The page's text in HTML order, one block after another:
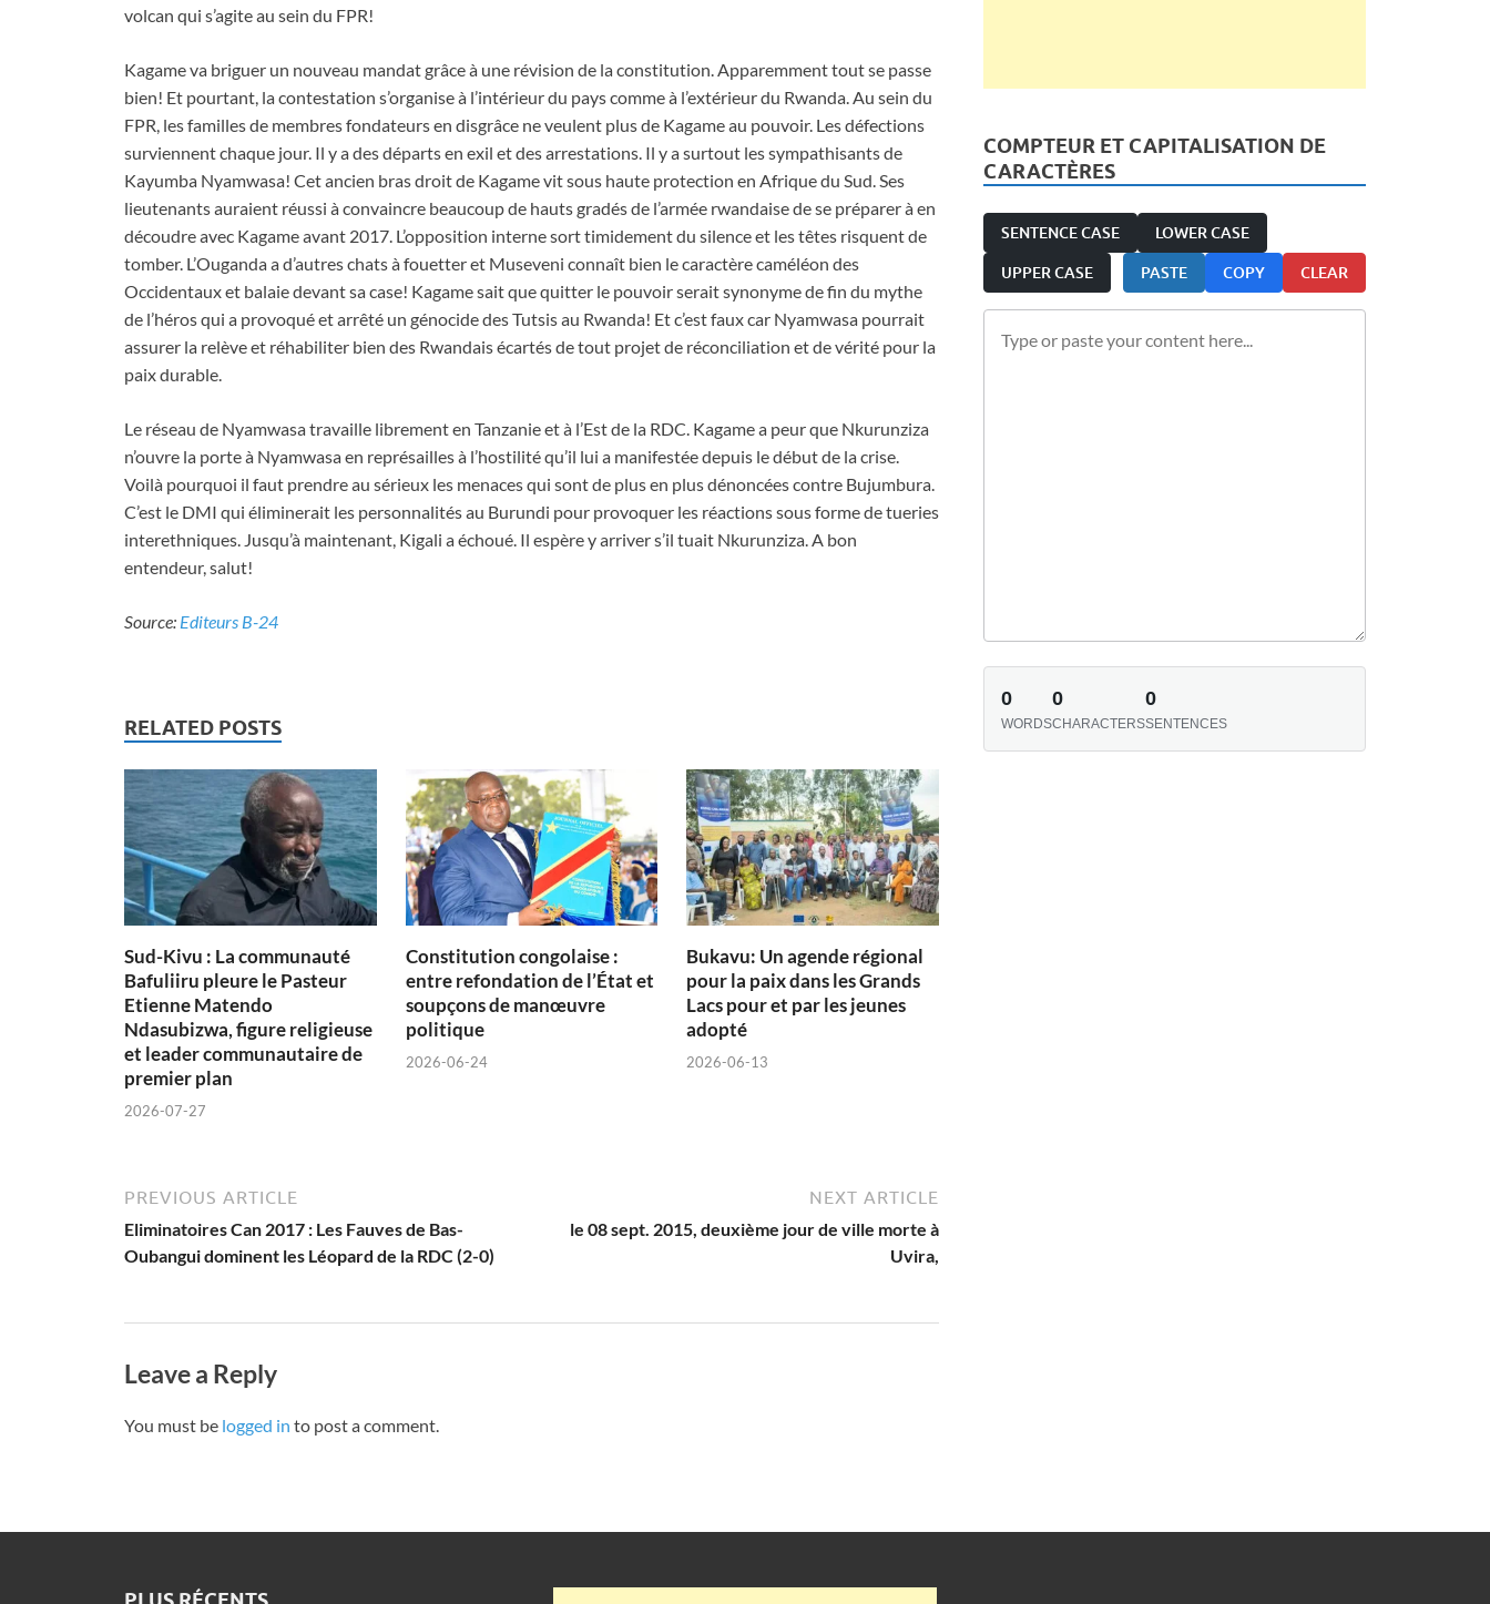
volcan qui s’agite au sein du FPR!
Kagame va briguer un nouveau mandat grâce à une révision de la constitution. Apparemment tout se passe
bien! Et pourtant, la contestation s’organise à l’intérieur du pays comme à l’extérieur du Rwanda. Au sein du
FPR, les familles de membres fondateurs en disgrâce ne veulent plus de Kagame au pouvoir. Les défections
surviennent chaque jour. Il y a des départs en exil et des arrestations. Il y a surtout les sympathisants de
Kayumba Nyamwasa! Cet ancien bras droit de Kagame vit sous haute protection en Afrique du Sud. Ses
lieutenants auraient réussi à convaincre beaucoup de hauts gradés de l’armée rwandaise de se préparer à en
découdre avec Kagame avant 2017. L’opposition interne sort timidement du silence et les têtes risquent de
tomber. L’Ouganda a d’autres chats à fouetter et Museveni connaît bien le caractère caméléon des
Occidentaux et balaie devant sa case! Kagame sait que quitter le pouvoir serait synonyme de fin du mythe
de l’héros qui a provoqué et arrêté un génocide des Tutsis au Rwanda! Et c’est faux car Nyamwasa pourrait
assurer la relève et réhabiliter bien des Rwandais écartés de tout projet de réconciliation et de vérité pour la
paix durable.
Le réseau de Nyamwasa travaille librement en Tanzanie et à l’Est de la RDC. Kagame a peur que Nkurunziza
n’ouvre la porte à Nyamwasa en représailles à l’hostilité qu’il lui a manifestée depuis le début de la crise.
Voilà pourquoi il faut prendre au sérieux les menaces qui sont de plus en plus dénoncées contre Bujumbura.
C’est le DMI qui éliminerait les personnalités au Burundi pour provoquer les réactions sous forme de tueries
interethniques. Jusqu’à maintenant, Kigali a échoué. Il espère y arriver s’il tuait Nkurunziza. A bon
entendeur, salut!
Source: Editeurs B-24
RELATED POSTS
Sud-Kivu : La communauté
Bafuliiru pleure le Pasteur
Etienne Matendo
Ndasubizwa, figure religieuse
et leader communautaire de
premier plan
2026-07-27
Constitution congolaise :
entre refondation de l’État et
soupçons de manœuvre
politique
2026-06-24
Bukavu: Un agende régional
pour la paix dans les Grands
Lacs pour et par les jeunes
adopté
2026-06-13
PREVIOUS ARTICLE
Eliminatoires Can 2017 : Les Fauves de Bas-
Oubangui dominent les Léopard de la RDC (2-0)
NEXT ARTICLE
le 08 sept. 2015, deuxième jour de ville morte à
Uvira,
Leave a Reply
You must be logged in to post a comment.
COMPTEUR ET CAPITALISATION DE
CARACTÈRES
SENTENCE CASE LOWER CASE
UPPER CASE PASTE COPY CLEAR
0
WORDS
0
CHARACTERS
0
SENTENCES